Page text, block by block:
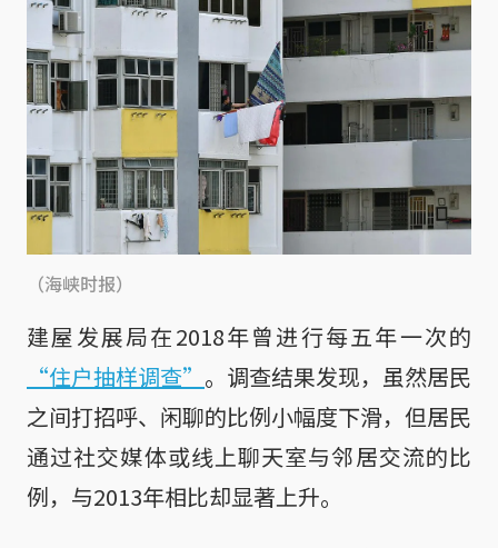
（海峡时报）
建屋发展局在2018年曾进行每五年一次的
“住户抽样调查” 。调查结果发现，虽然居民
之间打招呼、闲聊的比例小幅度下滑，但居民
通过社交媒体或线上聊天室与邻居交流的比
例，与2013年相比却显著上升。